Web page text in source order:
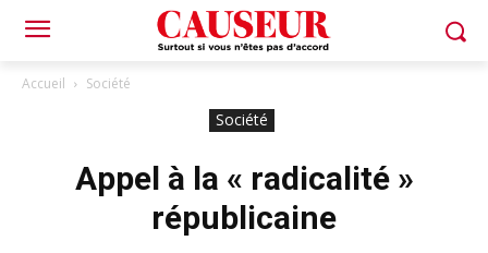
Accueil Société
Société
Appel à la « radicalité »
républicaine